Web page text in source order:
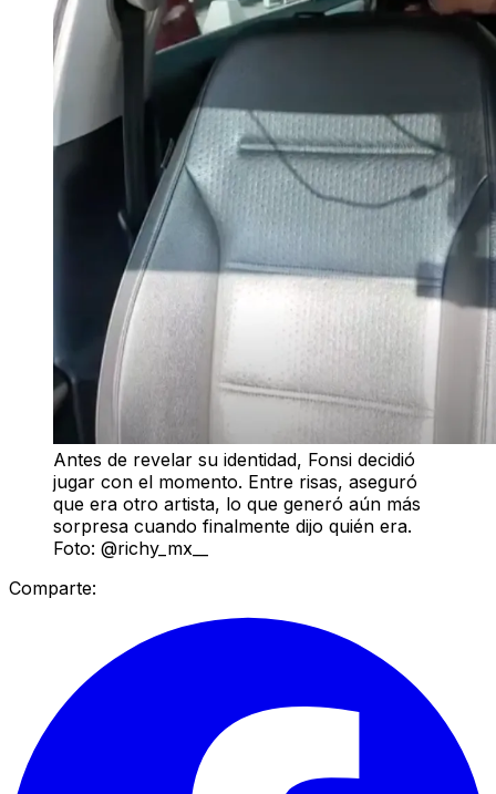
Antes de revelar su identidad, Fonsi decidió
jugar con el momento. Entre risas, aseguró
que era otro artista, lo que generó aún más
sorpresa cuando finalmente dijo quién era.
Foto: @richy_mx__
Comparte: